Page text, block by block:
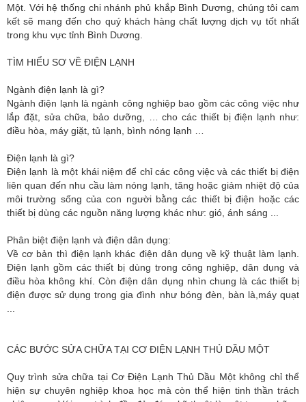
Một. Với hệ thống chi nhánh phủ khắp Bình Dương, chúng tôi cam
kết sẽ mang đến cho quý khách hàng chất lượng dịch vụ tốt nhất
trong khu vực tỉnh Bình Dương.
TÌM HIỂU SƠ VỀ ĐIỆN LẠNH
Ngành điện lạnh là gì?
Ngành điện lạnh là ngành công nghiệp bao gồm các công việc như
lắp đặt, sửa chữa, bảo dưỡng, … cho các thiết bị điện lạnh như:
điều hòa, máy giặt, tủ lạnh, bình nóng lạnh …
Điện lạnh là gì?
Điện lạnh là một khái niệm để chỉ các công việc và các thiết bị điện
liên quan đến nhu cầu làm nóng lạnh, tăng hoặc giảm nhiệt độ của
môi trường sống của con người bằng các thiết bị điện hoặc các
thiết bị dùng các nguồn năng lượng khác như: gió, ánh sáng ...
Phân biệt điện lạnh và điện dân dụng:
Về cơ bản thì điện lạnh khác điện dân dụng về kỹ thuật làm lạnh.
Điện lạnh gồm các thiết bị dùng trong công nghiệp, dân dụng và
điều hòa không khí. Còn điện dân dụng nhìn chung là các thiết bị
điện được sử dụng trong gia đình như bóng đèn, bàn là,máy quạt
CÁC BƯỚC SỬA CHỮA TẠI CƠ ĐIỆN LẠNH THỦ DẦU MỘT
Quy trình sửa chữa tại Cơ Điện Lạnh Thủ Dầu Một không chỉ thể
hiện sự chuyên nghiệp khoa học mà còn thể hiện tinh thần trách